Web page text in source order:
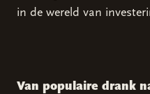
in de wereld van
Van populaire drank